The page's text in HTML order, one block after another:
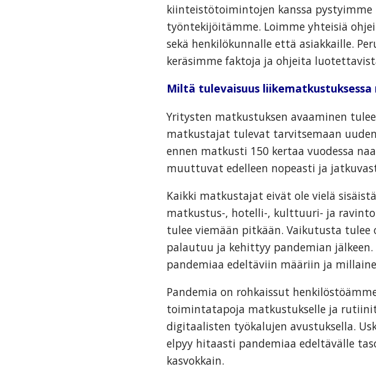
kiinteistötoimintojen kanssa
työntekijöitämme. Loimme yhteisiä
sekä henkilökunnalle että asiakkaille.
keräsimme faktoja ja ohjeita
Miltä tulevaisuus
Yritysten matkustuksen avaaminen
matkustajat tulevat tarvitsemaan
ennen matkusti 150 kertaa vuodessa
muuttuvat edelleen nopeasti ja
Kaikki matkustajat eivät ole vielä
matkustus-, hotelli-, kulttuuri- ja
tulee viemään pitkään. Vaikutusta
palautuu ja kehittyy pandemian
pandemiaa edeltäviin määriin ja
Pandemia on rohkaissut
toimintatapoja matkustukselle ja
digitaalisten työkalujen avustuksella.
elpyy hitaasti pandemiaa edeltävälle
kasvokkain.